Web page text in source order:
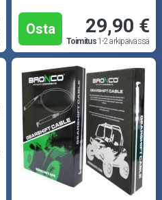
Osta 29,90 €
Toimitus1-2 arkipäivässä